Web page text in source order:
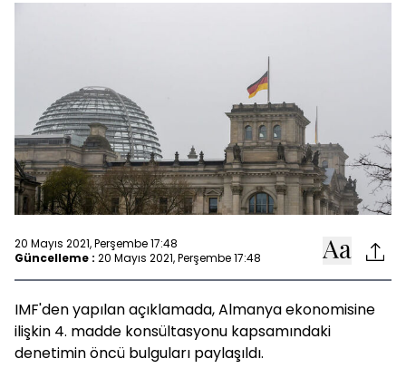
20 Mayıs 2021, Perşembe 17:48
Güncelleme : 20 Mayıs 2021, Perşembe 17:48
IMF'den yapılan açıklamada, Almanya ekonomisine
ilişkin 4. madde konsültasyonu kapsamındaki
denetimin öncü bulguları paylaşıldı.